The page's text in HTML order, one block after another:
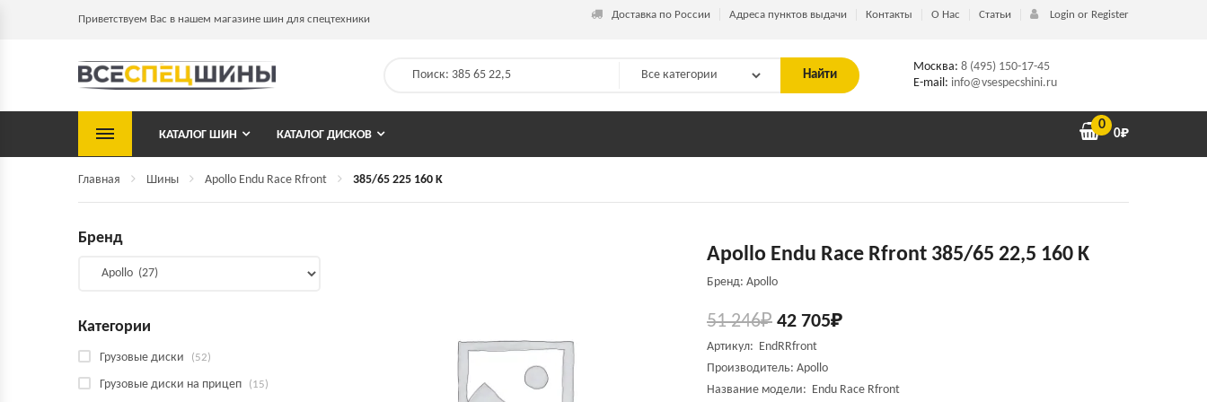
Приветствуем Вас в нашем магазине шин для спецтехники Доставка по России Адреса пунктов выдачи Контакты О Нас Статьи Login or Register
Найти
Москва: 8 (495) 150-17-45
E-mail: info@vsespecshini.ru
КАТАЛОГ ШИН КАТАЛОГ ДИСКОВ
0
0₽
Главная Шины Apollo Endu Race Rfront 385/65 225 160 K
Apollo Endu Race Rfront 385/65 22,5 160 K
Бренд: Apollo
51 246₽ 42 705₽
Артикул: EndRRfront
Производитель: Apollo
Название модели: Endu Race Rfront
Бренд
Категории
Грузовые диски (52)
Грузовые диски на прицеп (15)